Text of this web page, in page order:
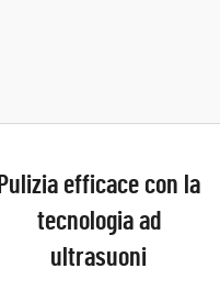
Pulizia efficace con la
tecnologia ad
ultrasuoni